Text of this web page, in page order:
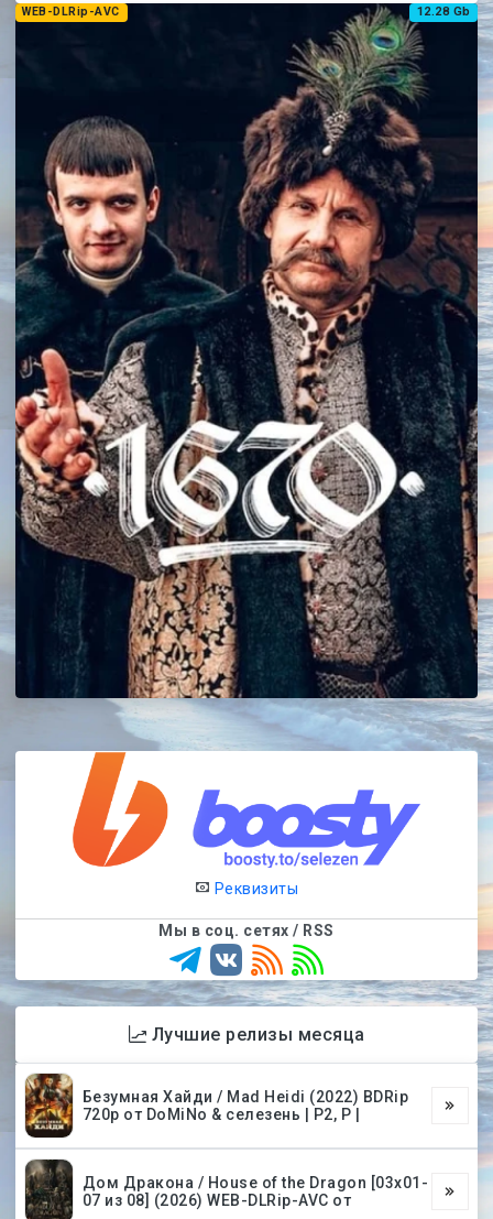
WEB-DLRip-AVC 12.28 Gb
Реквизиты
Мы в соц. сетях / RSS
Лучшие релизы месяца
Безумная Хайди / Mad Heidi (2022) BDRip
720p от DoMiNo & селезень | P2, P |
Дом Дракона / House of the Dragon [03х01-
07 из 08] (2026) WEB-DLRip-AVC от